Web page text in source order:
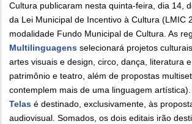
Cultura publicaram nesta quinta-feira, dia 14,
da Lei Municipal de Incentivo à Cultura (LMIC
modalidade Fundo Municipal de Cultura. As
Multilinguagens selecionará projetos
artes visuais e design, circo, dança, literatura
patrimônio e teatro, além de propostas
contemplem mais de uma linguagem
Telas é destinado, exclusivamente, às
audiovisual. Somados, os dois editais irão